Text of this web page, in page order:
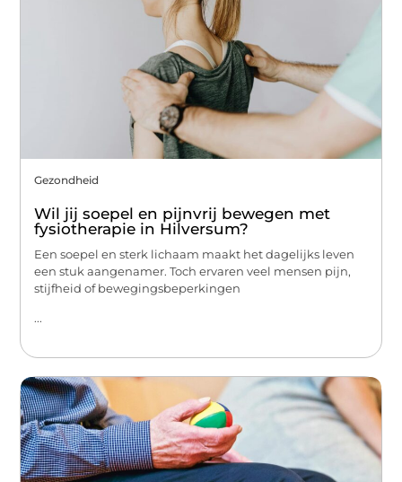
Gezondheid
Wil jij soepel en pijnvrij bewegen met
fysiotherapie in Hilversum?
Een soepel en sterk lichaam maakt het dagelijks leven
een stuk aangenamer. Toch ervaren veel mensen pijn,
stijfheid of bewegingsbeperkingen
...